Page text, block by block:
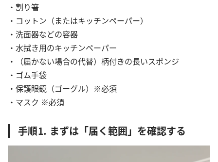
・割り箸
・コットン（またはキッチンペーパー）
・洗面器などの容器
・水拭き用のキッチンペーパー
・（届かない場合の代替）柄付きの長いスポンジ
・ゴム手袋
・保護眼鏡（ゴーグル）※必須
・マスク ※必須
手順⒈ まずは「届く範囲」を確認する